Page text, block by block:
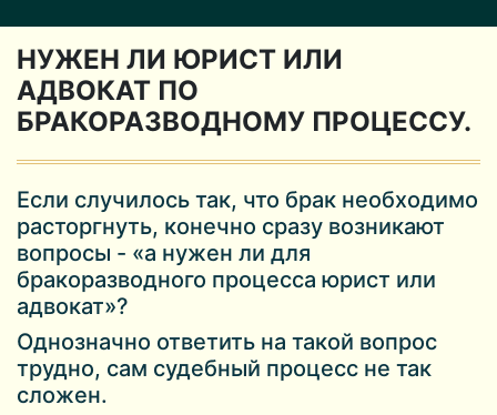
НУЖЕН ЛИ ЮРИСТ ИЛИ
АДВОКАТ ПО
БРАКОРАЗВОДНОМУ ПРОЦЕССУ.
Если случилось так, что брак необходимо
расторгнуть, конечно сразу возникают
вопросы - «а нужен ли для
бракоразводного процесса юрист или
адвокат»?
Однозначно ответить на такой вопрос
трудно, сам судебный процесс не так
сложен.